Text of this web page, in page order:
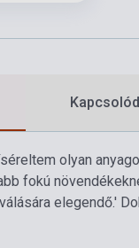
olyan
fokú
elegendő.'